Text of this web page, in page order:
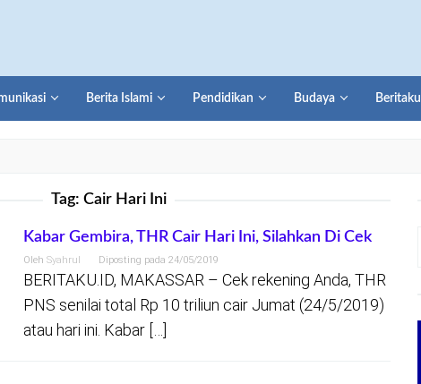
Berita Islami Pendidikan Budaya Beritaku
Tag: Cair Hari Ini
Kabar Gembira, THR Cair Hari Ini, Silahkan Di Cek
Oleh Syahrul Diposting pada 24/05/2019
BERITAKU.ID, MAKASSAR – Cek rekening Anda, THR
PNS senilai total Rp 10 triliun cair Jumat (24/5/2019)
atau hari ini. Kabar […]